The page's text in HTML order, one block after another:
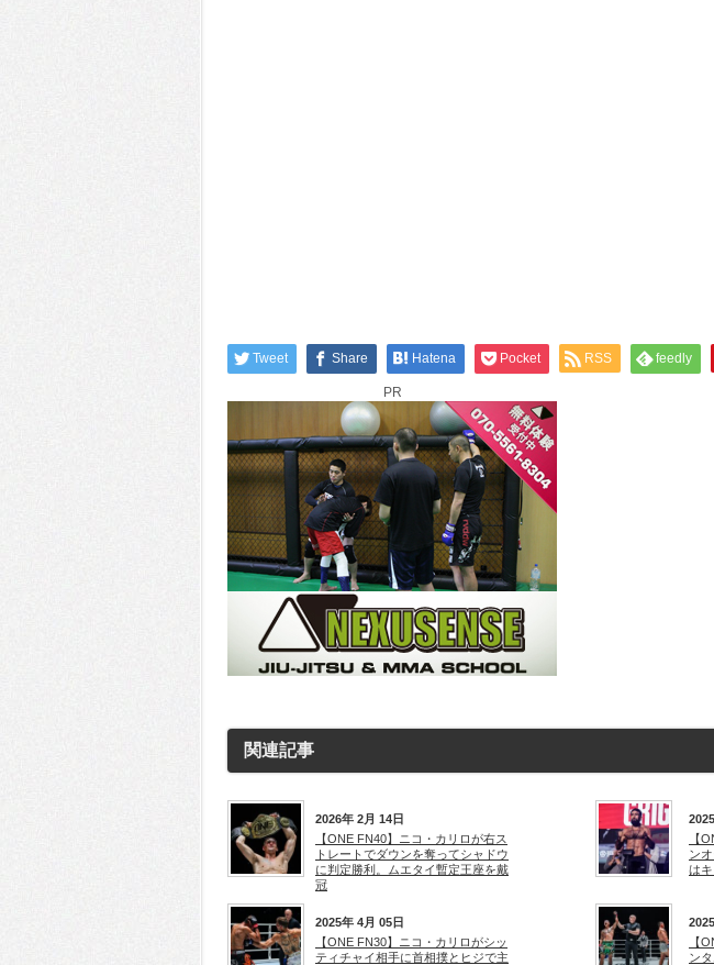
Tweet Share Hatena Pocket RSS feedly
PR
関連記事
2026年 2月 14日
【ONE FN40】ニコ・カリロが右ス
トレートでダウンを奪ってシャドウ
に判定勝利。ムエタイ暫定王座を戴
冠
【
ン
は
2025年 4月 05日
【ONE FN30】ニコ・カリロがシッ
ティチャイ相手に首相撲とヒジで主
【
ン